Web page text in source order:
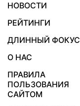
НОВОСТИ
РЕЙТИНГИ
ДЛИННЫЙ ФОКУС
О НАС
ПРАВИЛА
ПОЛЬЗОВАНИЯ
САЙТОМ